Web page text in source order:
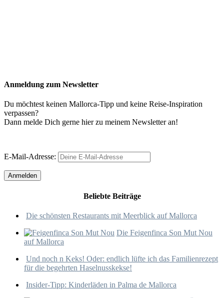
Anmeldung zum Newsletter
Du möchtest keinen Mallorca-Tipp und keine Reise-Inspiration
verpassen?
Dann melde Dich gerne hier zu meinem Newsletter an!
E-Mail-Adresse:
Beliebte Beiträge
Die schönsten Restaurants mit Meerblick auf Mallorca
Die Feigenfinca Son Mut Nou
auf Mallorca
Und noch n Keks! Oder: endlich lüfte ich das Familienrezept
für die begehrten Haselnusskekse!
Insider-Tipp: Kinderläden in Palma de Mallorca